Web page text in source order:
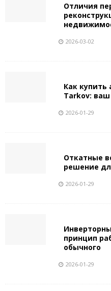
Отличия
2026-03-02
Как купить
Tarkov: ваш
2026-01-29
Откатные
решение
2026-01-29
принцип
обычного
2026-01-29